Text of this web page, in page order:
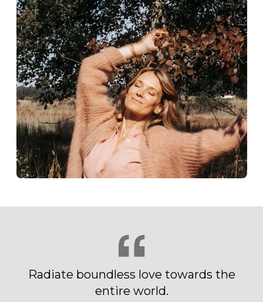
Radiate boundless love towards the
entire world.